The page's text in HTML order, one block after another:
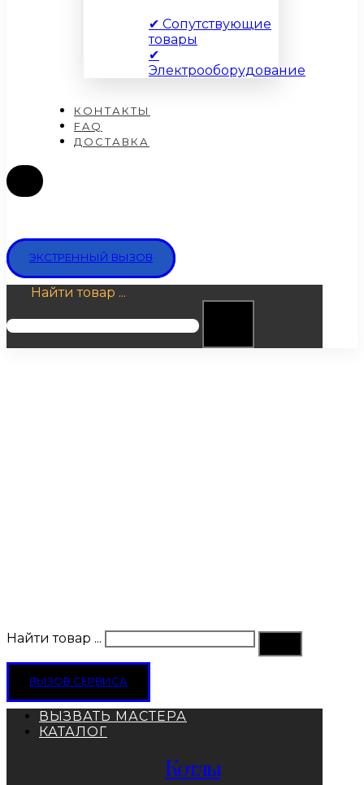
✔ Сопутствующие
товары
✔
Электрооборудование
КОНТАКТЫ
FAQ
ДОСТАВКА
ЭКСТРЕННЫЙ ВЫЗОВ
Найти товар ...
Найти товар ...
ВЫЗОВ СЕРВИСА
ВЫЗВАТЬ МАСТЕРА
КАТАЛОГ
Котлы